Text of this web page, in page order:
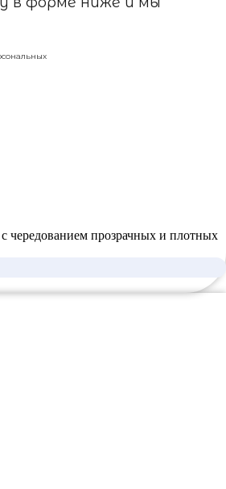
чередованием прозрачных и плотных